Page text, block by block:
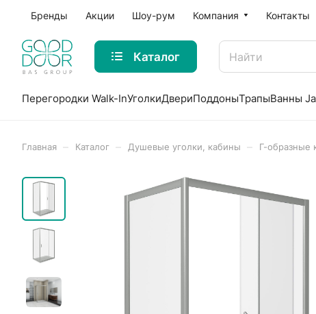
Бренды Акции Шоу-рум Компания Контакты
Каталог
Перегородки Walk-InУголкиДвериПоддоныТрапыВанны
Главная Каталог Душевые уголки, кабины Г-образные